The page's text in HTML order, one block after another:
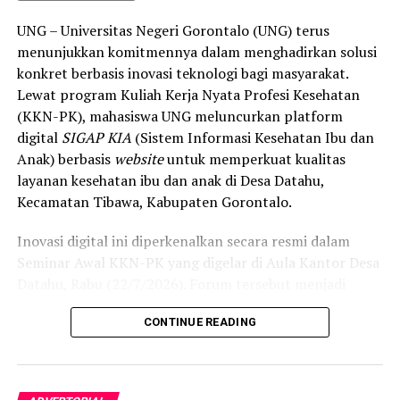
apabila mengalami gejala batuk berkepanjangan,”
terang Taufik.
Selain skrining TBC, mahasiswa turut mendampingi
nakes Puskesmas Talaga Jaya dalam memberikan
pelayanan Cek Kesehatan Gratis (CKG), meliputi
pengukuran tekanan darah, cek kadar gula darah, dan
penapisan faktor risiko penyakit tidak menular (PTM)
sebagai upaya promotif-preventif.
Perwakilan DPL KKN-PK, Dr. dr. Vivien Novarina A.
Kasim, M.Kes., menegaskan bahwa keterlibatan
Perguruan Tinggi dalam mengawal transformasi
layanan kesehatan primer.
“Kehadiran mahasiswa mempercepat jangkauan skema
active case finding
UNG – Universitas Negeri Gorontalo (UNG) terus
menunjukkan komitmennya dalam menghadirkan solusi
konkret berbasis inovasi teknologi bagi masyarakat.
Lewat program Kuliah Kerja Nyata Profesi Kesehatan
(KKN-PK), mahasiswa UNG meluncurkan platform
digital SIGAP KIA(Sistem Informasi Kesehatan Ibu dan
Anak) berbasis websiteuntuk memperkuat kualitas
layanan kesehatan ibu dan anak di Desa Datahu,
Kecamatan Tibawa, Kabupaten Gorontalo.
Inovasi digital ini diperkenalkan secara resmi dalam
Seminar Awal KKN-PK yang digelar di Aula Kantor Desa
sarana penting bagi mahasiswa dalam memaparkan
pemetaan data awal kesehatan masyarakat, sekaligus
pengabdian.
CONTINUE READING